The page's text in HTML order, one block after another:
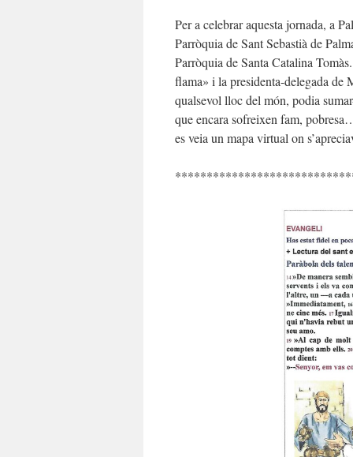
Per a celebrar aquesta jornada, a
Parròquia de Sant Sebastià de
Parròquia de Santa Catalina
flama» i la presidenta-delegada de
qualsevol lloc del món, podia
que encara sofreixen fam,
es veia un mapa virtual on